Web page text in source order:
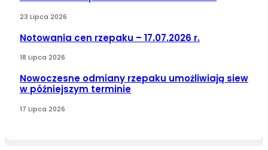
23 Lipca 2026
Notowania cen rzepaku – 17.07.2026 r.
18 Lipca 2026
Nowoczesne odmiany rzepaku umożliwiają siew
w późniejszym terminie
17 Lipca 2026